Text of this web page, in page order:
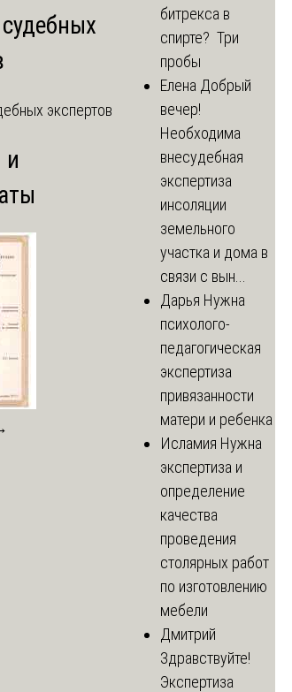
и
битрекса в
спирте? Три
пробы
Елена Добрый
вечер!
Необходима
внесудебная
экспертиза
инсоляции
земельного
участка и дома в
связи с вын...
Дарья Нужна
психолого-
педагогическая
экспертиза
привязанности
матери и ребенка
Исламия Нужна
экспертиза и
определение
качества
проведения
столярных работ
по изготовлению
мебели
Дмитрий
Здравствуйте!
Экспертиза